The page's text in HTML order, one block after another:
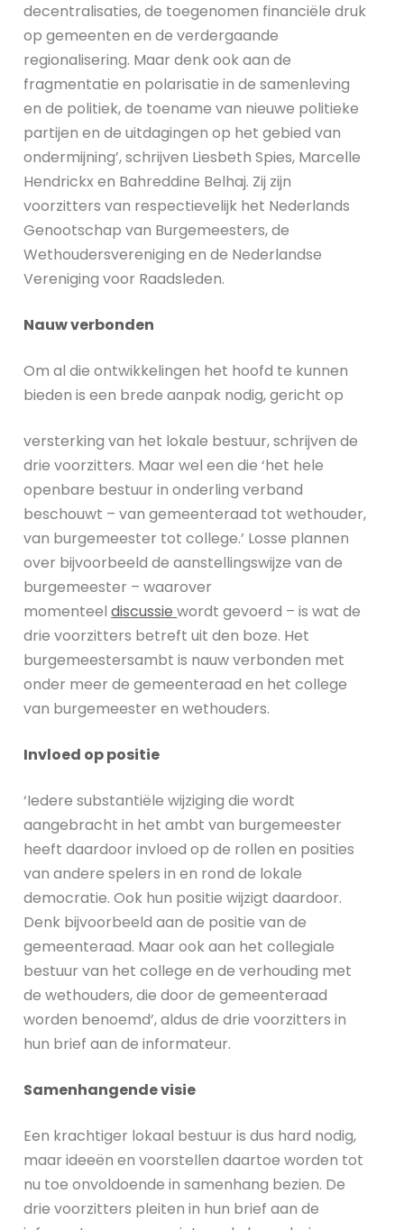
decentralisaties, de toegenomen financiële druk
op gemeenten en de verdergaande
regionalisering. Maar denk ook aan de
fragmentatie en polarisatie in de samenleving
en de politiek, de toename van nieuwe politieke
partijen en de uitdagingen op het gebied van
ondermijning’, schrijven Liesbeth Spies, Marcelle
Hendrickx en Bahreddine Belhaj. Zij zijn
voorzitters van respectievelijk het Nederlands
Genootschap van Burgemeesters, de
Wethoudersvereniging en de Nederlandse
Vereniging voor Raadsleden.
Nauw verbonden
Om al die ontwikkelingen het hoofd te kunnen
bieden is een brede aanpak nodig, gericht op
versterking van het lokale bestuur, schrijven de
drie voorzitters. Maar wel een die ‘het hele
openbare bestuur in onderling verband
beschouwt – van gemeenteraad tot wethouder,
van burgemeester tot college.’ Losse plannen
over bijvoorbeeld de aanstellingswijze van de
burgemeester – waarover
momenteeldiscussiewordt gevoerd – is wat de
drie voorzitters betreft uit den boze. Het
burgemeestersambt is nauw verbonden met
onder meer de gemeenteraad en het college
van burgemeester en wethouders.
Invloed op positie
‘Iedere substantiële wijziging die wordt
aangebracht in het ambt van burgemeester
heeft daardoor invloed op de rollen en posities
van andere spelers in en rond de lokale
democratie. Ook hun positie wijzigt daardoor.
Denk bijvoorbeeld aan de positie van de
gemeenteraad. Maar ook aan het collegiale
bestuur van het college en de verhouding met
de wethouders, die door de gemeenteraad
worden benoemd’, aldus de drie voorzitters in
hun brief aan de informateur.
Samenhangende visie
Een krachtiger lokaal bestuur is dus hard nodig,
maar ideeën en voorstellen daartoe worden tot
nu toe onvoldoende in samenhang bezien. De
drie voorzitters pleiten in hun brief aan de